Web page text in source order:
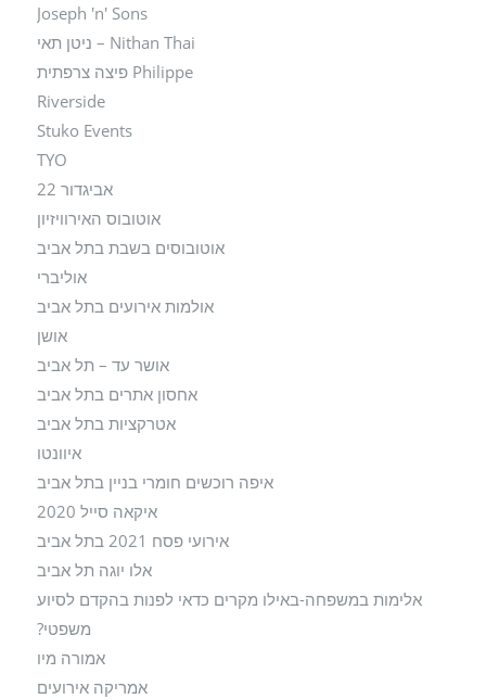
Joseph 'n' Sons
Nithan Thai – ניטן תאי
Philippe פיצה צרפתית
Riverside
Stuko Events
TYO
אביגדור 22
אוטובוס האירוויזיון
אוטובוסים בשבת בתל אביב
אוליברי
אולמות אירועים בתל אביב
אושן
אושר עד – תל אביב
אחסון אתרים בתל אביב
אטרקציות בתל אביב
איוונטו
איפה רוכשים חומרי בניין בתל אביב
איקאה סייל 2020
אירועי פסח 2021 בתל אביב
אלו יוגה תל אביב
אלימות במשפחה-באילו מקרים כדאי לפנות בהקדם לסיוע
משפטי?
אמורה מיו
אמריקה אירועים